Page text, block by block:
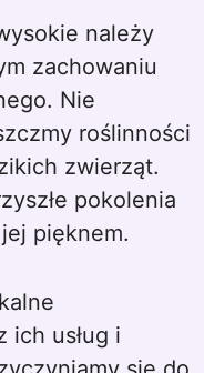
należy
zachowaniu
Nie
roślinności
zwierząt.
pokolenia
pięknem.
ich usług i